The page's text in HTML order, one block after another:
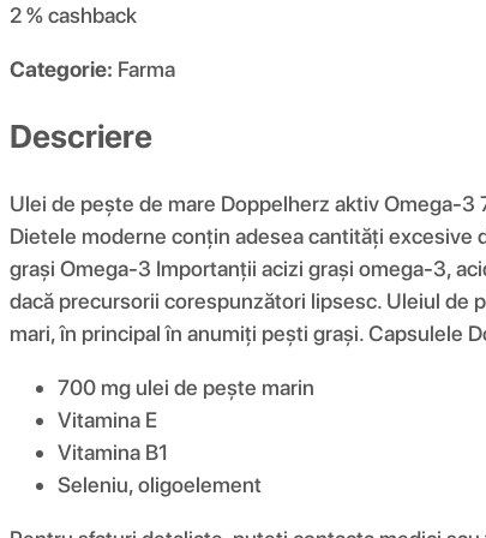
2 %cashback
Categorie: Farma
Descriere
Ulei de pește de mare Doppelherz aktiv Omega-
Dietele moderne conțin adesea cantități excesive
grași Omega-3 Importanții acizi grași omega-3,
dacă precursorii corespunzători lipsesc. Uleiul de
mari, în principal în anumiți pești grași. Capsulele
700 mg ulei de pește marin
Vitamina E
Vitamina B1
Seleniu, oligoelement